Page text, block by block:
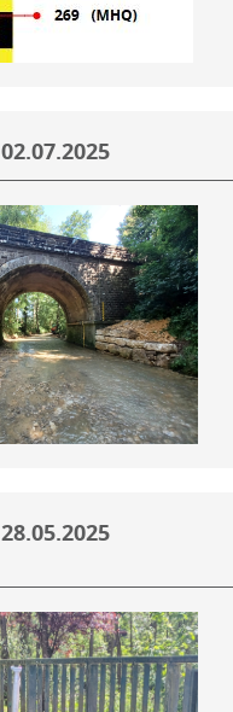
02.07.2025
28.05.2025